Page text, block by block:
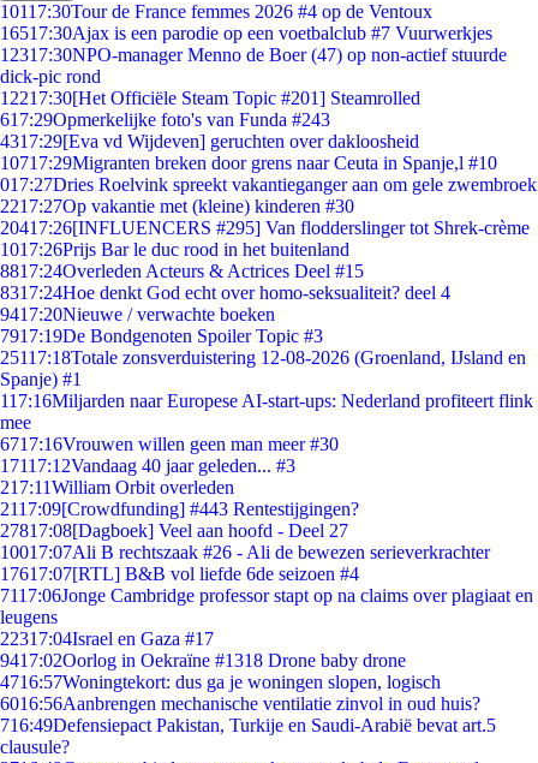
10117:30Tour de France femmes 2026 #4 op de Ventoux
16517:30Ajax is een parodie op een voetbalclub #7 Vuurwerkjes
12317:30NPO-manager Menno de Boer (47) op non-actief stuurde
dick-pic rond
12217:30[Het Officiële Steam Topic #201] Steamrolled
617:29Opmerkelijke foto's van Funda #243
4317:29[Eva vd Wijdeven] geruchten over dakloosheid
10717:29Migranten breken door grens naar Ceuta in Spanje,l #10
017:27Dries Roelvink spreekt vakantieganger aan om gele zwembroek
2217:27Op vakantie met (kleine) kinderen #30
20417:26[INFLUENCERS #295] Van flodderslinger tot Shrek-crème
1017:26Prijs Bar le duc rood in het buitenland
8817:24Overleden Acteurs & Actrices Deel #15
8317:24Hoe denkt God echt over homo-seksualiteit? deel 4
9417:20Nieuwe / verwachte boeken
7917:19De Bondgenoten Spoiler Topic #3
25117:18Totale zonsverduistering 12-08-2026 (Groenland, IJsland en
Spanje) #1
117:16Miljarden naar Europese AI-start-ups: Nederland profiteert flink
mee
6717:16Vrouwen willen geen man meer #30
17117:12Vandaag 40 jaar geleden... #3
217:11William Orbit overleden
2117:09[Crowdfunding] #443 Rentestijgingen?
27817:08[Dagboek] Veel aan hoofd - Deel 27
10017:07Ali B rechtszaak #26 - Ali de bewezen serieverkrachter
17617:07[RTL] B&B vol liefde 6de seizoen #4
7117:06Jonge Cambridge professor stapt op na claims over plagiaat en
leugens
22317:04Israel en Gaza #17
9417:02Oorlog in Oekraïne #1318 Drone baby drone
4716:57Woningtekort: dus ga je woningen slopen, logisch
6016:56Aanbrengen mechanische ventilatie zinvol in oud huis?
716:49Defensiepact Pakistan, Turkije en Saudi-Arabië bevat art.5
clausule?